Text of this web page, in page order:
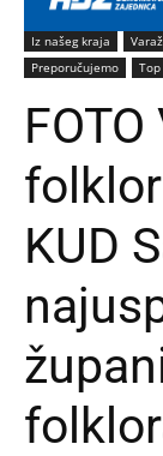
Iz našeg kraja
Preporučujemo
KUD